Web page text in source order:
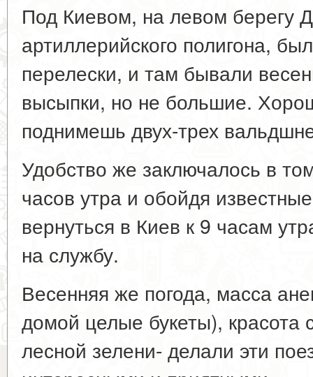
Под Киевом, на левом берегу
артиллерийского полигона,
перелески, и там бывали
высыпки, но не большие.
поднимешь двух-трех
Удобство же заключалось в
часов утра и обойдя
вернуться в Киев к 9 часам
на службу.
Весенняя же погода, масса
домой целые букеты), красота
лесной зелени- делали эти